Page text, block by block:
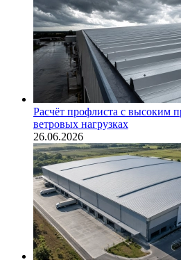
Расчёт профлиста с высоким
ветровых нагрузках
26.06.2026